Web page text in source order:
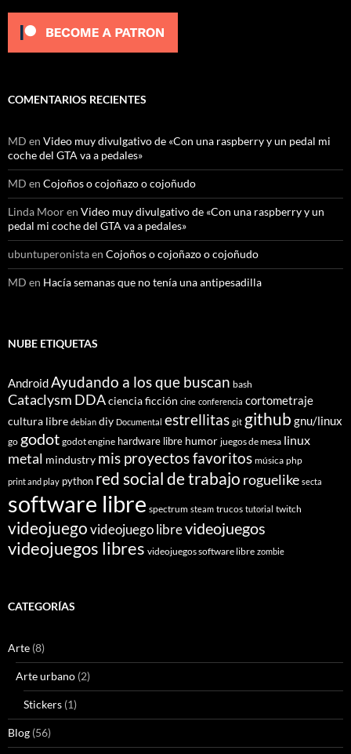
COMENTARIOS RECIENTES
MD en Video muy divulgativo de «Con una raspberry y un pedal mi
coche del GTA va a pedales»
MD en Cojoños o cojoñazo o cojoñudo
Linda Mooren Video muy divulgativo de «Con una raspberry y un
pedal mi coche del GTA va a pedales»
ubuntuperonistaen Cojoños o cojoñazo o cojoñudo
MD en Hacía semanas que no tenía una antipesadilla
NUBE ETIQUETAS
AndroidAyudando a los que buscan bash
Cataclysm DDAciencia ficción cine conferencia cortometraje
cultura libre debian diy Documental estrellitas git github gnu/linux
go godot godot engine hardware libre humor juegos de mesa linux
metal mindustry mis proyectos favoritos música php
print and play python red social de trabajo roguelike secta
software libre spectrum steam trucos tutorial twitch
videojuegovideojuego librevideojuegos
videojuegos libres videojuegos software libre zombie
CATEGORÍAS
Arte (8)
Arte urbano (2)
Stickers (1)
Blog (56)